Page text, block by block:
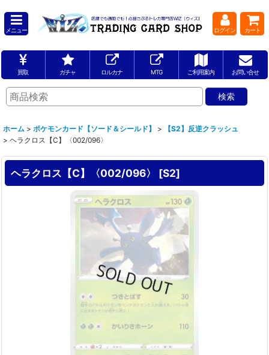
メニュー ログイン カート
買取 ガチャ ロルカナ MTG ご利用案内 お問い合せ
ホーム > ポケモンカード【ソード＆シールド】 >
【S2】反逆クラッシュ
> ヘラクロス【C】〈002/096〉
ヘラクロス【C】〈002/096〉 [S2]